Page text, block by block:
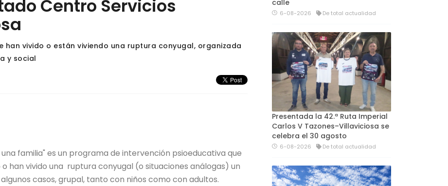
Centro Servicios
vivido o están viviendo una ruptura conyugal, organizada
y social
familia" es un programa de intervención psioeducativa que
han vivido una ruptura conyugal (o situaciones análogas) un
casos, grupal, tanto con niños como con adultos.
calle
6-08-2026 De total actualidad
Presentada la 42.ª Ruta Imperial
Carlos V Tazones–Villaviciosa se
celebra el 30 agosto
6-08-2026 De total actualidad